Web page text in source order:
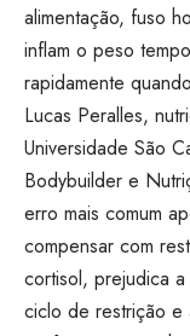
alimentação, fuso
inflam o peso
rapidamente
Lucas Peralles,
Universidade São
Bodybuilder e
erro mais comum
compensar com
cortisol, prejudica
ciclo de restrição